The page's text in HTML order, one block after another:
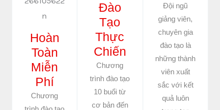
Hoàn
Toàn
Miễn
Phí
Chương
Đào
Tạo
Thực
Chiến
Chương
trình đào tạo
10 buổi từ
cơ bản đến
Đội ngũ
giảng viên,
chuyên gia
đào tạo là
những thành
viên xuất
sắc với kết
quả luôn